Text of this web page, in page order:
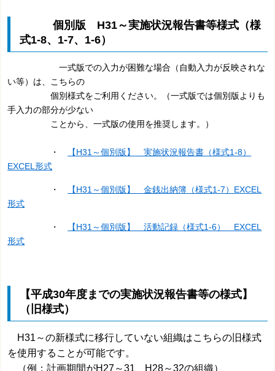
個別版 H31～実施状況報告書等様式（様
式1-8、1-7、1-6）
一式版での入力が困難な場合（自動入力が反映されな
い等）は、
こちらの
個別様式をご利用ください。
（一式版では個別版よりも
手入力の部分が少ない
ことから、一式版の使用を推奨します。）
・
【H31～個別版】 実施状況報告書（様式1-8）
EXCEL形式
・
【H31～個別版】 金銭出納簿（様式1-7）EXCEL
形式
・
【H31～個別版】 活動記録（様式1-6） EXCEL
形式
【平成30年度までの実施状況報告書等の様式】
（旧様式）
H31～の新様式に移行していない組織はこちらの旧様式
を使用することが可能です。
（例：計画期間がH27～31、H28～32の組織）